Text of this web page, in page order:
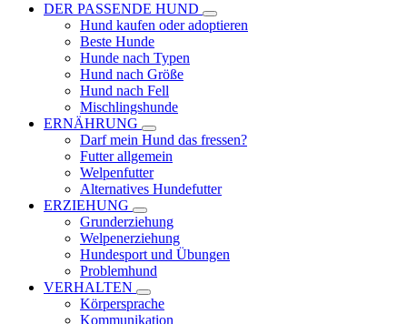
DER PASSENDE HUND
Hund kaufen oder adoptieren
Beste Hunde
Hunde nach Typen
Hund nach Größe
Hund nach Fell
Mischlingshunde
ERNÄHRUNG
Darf mein Hund das fressen?
Futter allgemein
Welpenfutter
Alternatives Hundefutter
ERZIEHUNG
Grunderziehung
Welpenerziehung
Hundesport und Übungen
Problemhund
VERHALTEN
Körpersprache
Kommunikation